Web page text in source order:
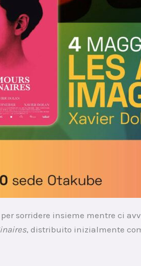
sorridere insieme mentre ci
, distribuito inizialmente